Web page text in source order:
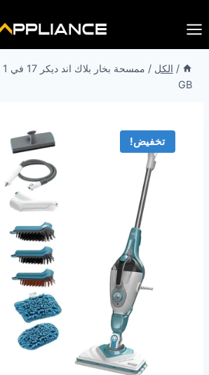
إلى
المحتوى
/ الكل /
GB
تخفيض!